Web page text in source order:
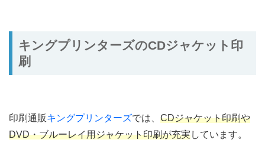
キングプリンターズのCDジャケット印
刷
印刷通販キングプリンターズでは、 CDジャケット印刷や
DVD・ブルーレイ用ジャケット印刷が充実しています。